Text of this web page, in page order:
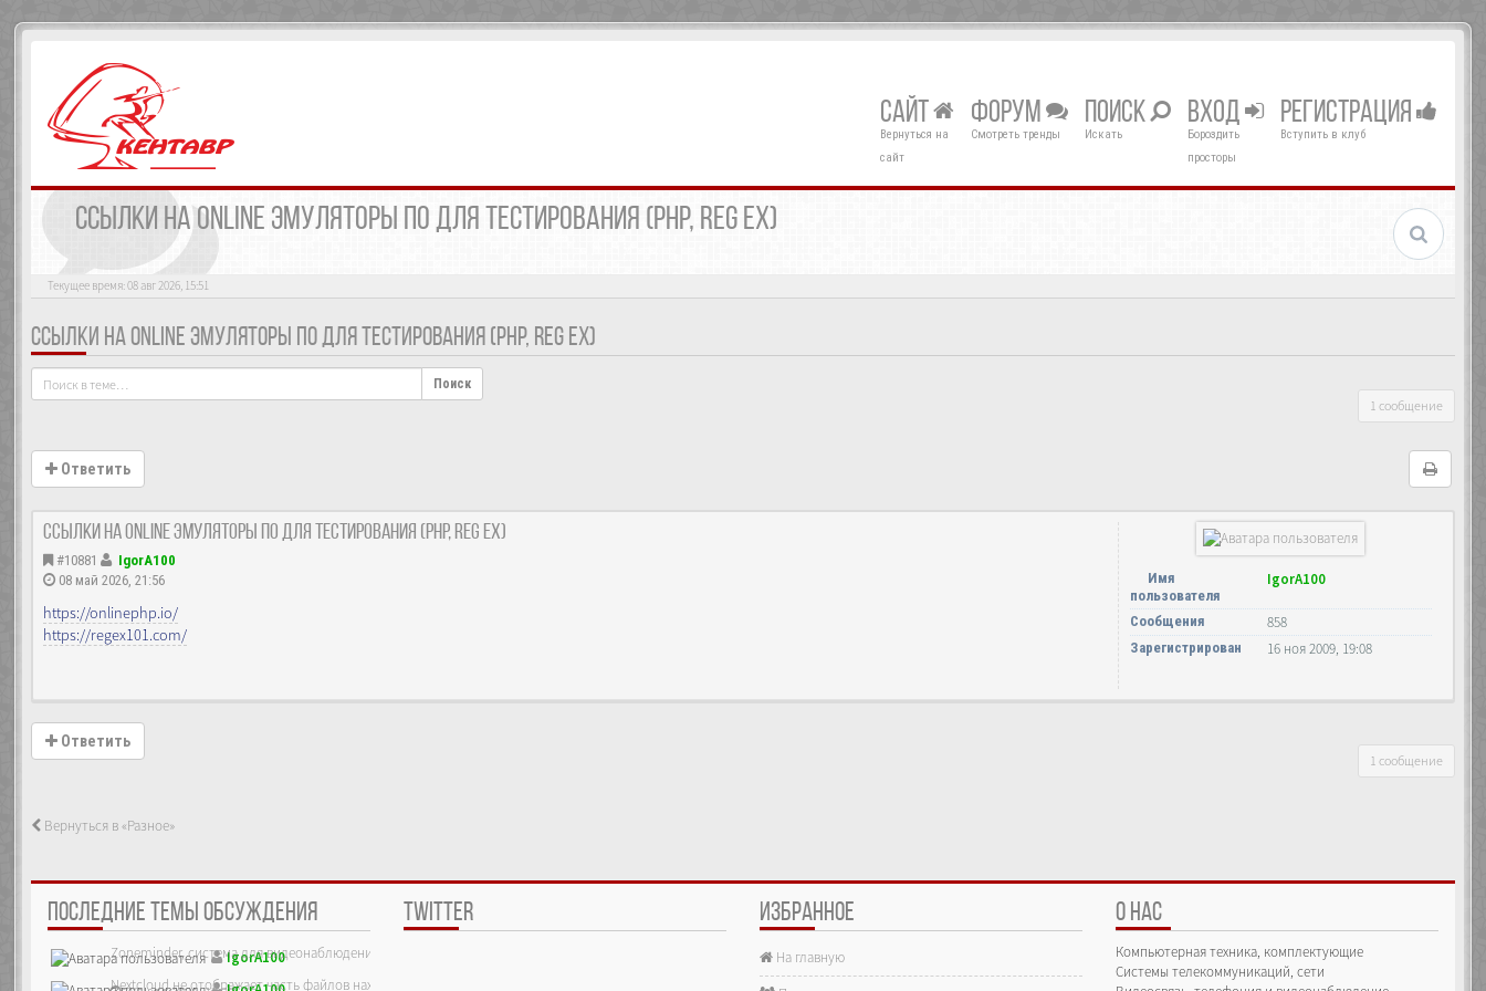
САЙТ
Вернуться на
сайт
ФОРУМ
Смотреть тренды
ПОИСК
Искать
ВХОД
Бороздить
просторы
РЕГИСТРАЦИЯ
Вступить в клуб
ССЫЛКИ НА ONLINE ЭМУЛЯТОРЫ ПО ДЛЯ ТЕСТИРОВАНИЯ (PHP, REG EX)
Текущее время: 08 авг 2026, 15:51
ССЫЛКИ НА ONLINE ЭМУЛЯТОРЫ ПО ДЛЯ ТЕСТИРОВАНИЯ (PHP, REG EX)
Поиск
1 сообщение
Ответить
Ссылки на Online эмуляторы ПО для тестирования (PHP, reg ex)
#10881
IgorA100
08 май 2026, 21:56
https://onlinephp.io/
https://regex101.com/
Имя
пользователя
IgorA100
Сообщения 858
Зарегистрирован 16 ноя 2009, 19:08
Ответить
1 сообщение
Вернуться в «Разное»
ПОСЛЕДНИЕ ТЕМЫ ОБСУЖДЕНИЯ
Zoneminder, система для видеонаблюдения
IgorA100
Nextcloud не отображает часть файлов находящихся на сервере.
TWITTER ИЗБРАННОЕ
На главную
О НАС
Компьютерная техника, комплектующие
Системы телекоммуникаций, сети